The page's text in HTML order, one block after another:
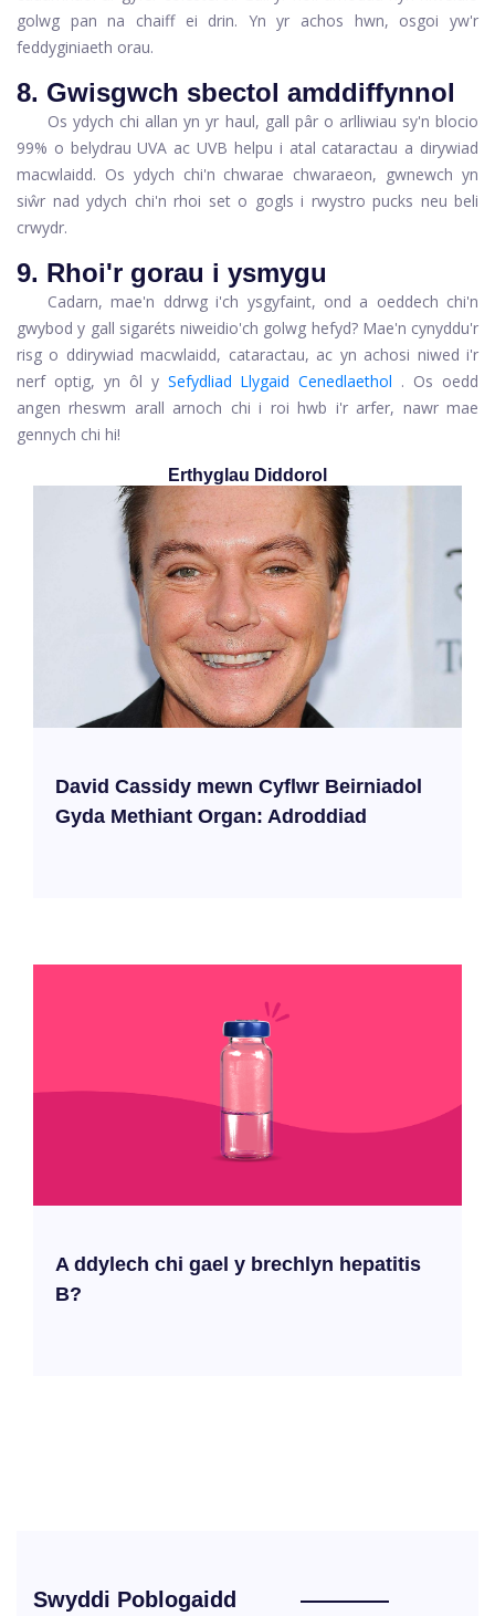
golwg pan na chaiff ei drin. Yn yr achos hwn, osgoi yw'r
feddyginiaeth orau.
8. Gwisgwch sbectol amddiffynnol
Os ydych chi allan yn yr haul, gall pâr o arlliwiau sy'n blocio
99% o belydrau UVA ac UVB helpu i atal cataractau a dirywiad
macwlaidd. Os ydych chi'n chwarae chwaraeon, gwnewch yn
siŵr nad ydych chi'n rhoi set o gogls i rwystro pucks neu beli
crwydr.
9. Rhoi'r gorau i ysmygu
Cadarn, mae'n ddrwg i'ch ysgyfaint, ond a oeddech chi'n
gwybod y gall sigaréts niweidio'ch golwg hefyd? Mae'n cynyddu'r
risg o ddirywiad macwlaidd, cataractau, ac yn achosi niwed i'r
nerf optig, yn ôl y Sefydliad Llygaid Cenedlaethol . Os oedd
angen rheswm arall arnoch chi i roi hwb i'r arfer, nawr mae
gennych chi hi!
Erthyglau Diddorol
David Cassidy mewn Cyflwr Beirniadol
Gyda Methiant Organ: Adroddiad
A ddylech chi gael y brechlyn hepatitis
B?
Swyddi Poblogaidd